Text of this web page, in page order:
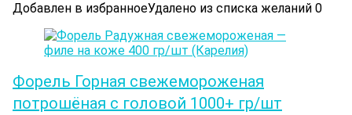
Добавлен в избранноеУдалено из списка желаний 0
Форель Горная свежемороженая
потрошёная с головой 1000+ гр/шт